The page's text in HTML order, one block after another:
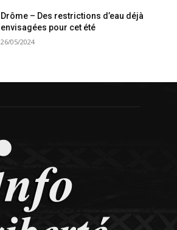
Drôme – Des restrictions d’eau déjà
envisagées pour cet été
26/05/2024